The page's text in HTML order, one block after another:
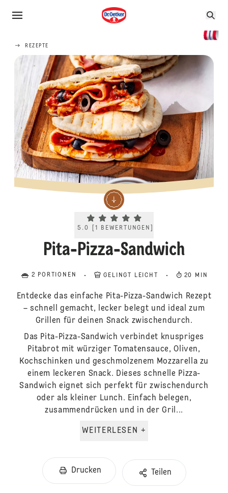
REZEPTE
Current rating 5.0. Click to rate.
5.0 1 BEWERTUNGEN
Pita-Pizza-Sandwich
2 PORTIONEN GELINGT LEICHT 20 MIN
Entdecke das einfache Pita-Pizza-Sandwich Rezept
– schnell gemacht, lecker belegt und ideal zum
Grillen für deinen Snack zwischendurch.
Das Pita-Pizza-Sandwich verbindet knuspriges
Pitabrot mit würziger Tomatensauce, Oliven,
Kochschinken und geschmolzenem Mozzarella zu
einem leckeren Snack. Dieses schnelle Pizza-
Sandwich eignet sich perfekt für zwischendurch
oder als kleiner Lunch. Einfach belegen,
zusammendrücken und in der Gril...
WEITERLESEN +
Drucken Teilen